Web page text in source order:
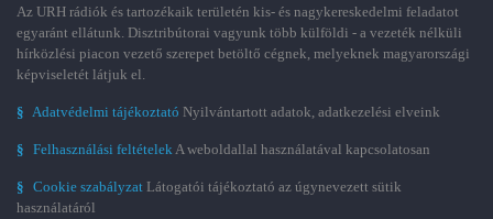
Az URH rádiók és tartozékaik területén kis- és nagykereskedelmi feladatot
egyaránt ellátunk. Disztribútorai vagyunk több külföldi - a vezeték nélküli
hírközlési piacon vezető szerepet betöltő cégnek, melyeknek magyarországi
képviseletét látjuk el.
§ Adatvédelmi tájékoztató Nyilvántartott adatok, adatkezelési elveink
§ Felhasználási feltételekA weboldallal használatával kapcsolatosan
§ Cookie szabályzat Látogatói tájékoztató az úgynevezett sütik
használatáról